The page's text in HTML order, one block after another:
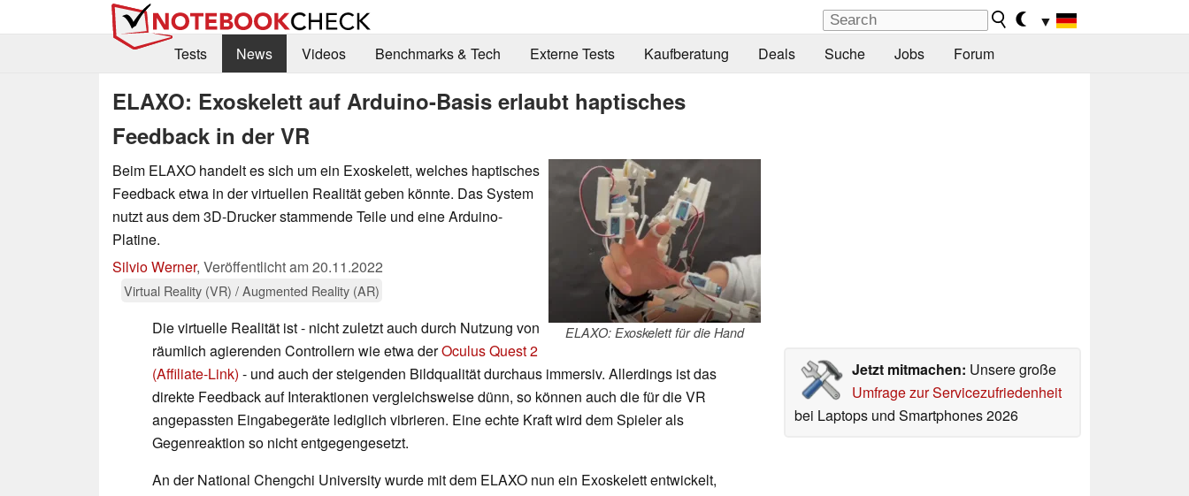
▼
Tests
News Videos Benchmarks & Tech Externe Tests Kaufberatung Deals Suche Jobs Forum
ELAXO: Exoskelett auf Arduino-Basis erlaubt haptisches
Feedback in der VR
ELAXO: Exoskelett für die Hand
Beim ELAXO handelt es sich um ein Exoskelett, welches haptisches
Feedback etwa in der virtuellen Realität geben könnte. Das System
nutzt aus dem 3D-Drucker stammende Teile und eine Arduino-
Platine.
Silvio Werner, Veröffentlicht am20.11.2022
Virtual Reality (VR) / Augmented Reality (AR)
Jetzt mitmachen: Unsere große
Umfrage zur Servicezufriedenheit
bei Laptops und Smartphones 2026
Die virtuelle Realität ist - nicht zuletzt auch durch Nutzung von
räumlich agierenden Controllern wie etwa derOculus Quest 2
(Affiliate-Link) - und auch der steigenden Bildqualität durchaus immersiv. Allerdings ist das
direkte Feedback auf Interaktionen vergleichsweise dünn, so können auch die für die VR
angepassten Eingabegeräte lediglich vibrieren. Eine echte Kraft wird dem Spieler als
Gegenreaktion so nicht entgegengesetzt.
An der National Chengchi University wurde mit dem ELAXO nun ein Exoskelett entwickelt,